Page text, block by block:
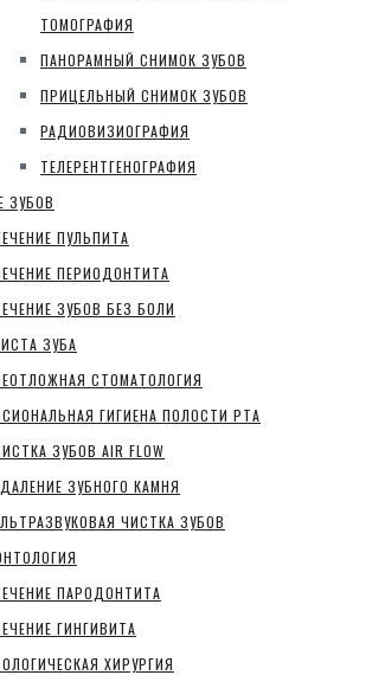
ТОМОГРАФИЯ
ПАНОРАМНЫЙ СНИМОК ЗУБОВ
ПРИЦЕЛЬНЫЙ СНИМОК ЗУБОВ
РАДИОВИЗИОГРАФИЯ
ТЕЛЕРЕНТГЕНОГРАФИЯ
ЗУБОВ
ПУЛЬПИТА
ПЕРИОДОНТИТА
ЗУБОВ БЕЗ БОЛИ
ЗУБА
СТОМАТОЛОГИЯ
ГИГИЕНА ПОЛОСТИ РТА
ЗУБОВ AIR FLOW
ЗУБНОГО КАМНЯ
ЧИСТКА ЗУБОВ
ПАРОДОНТИТА
ГИНГИВИТА
ХИРУРГИЯ